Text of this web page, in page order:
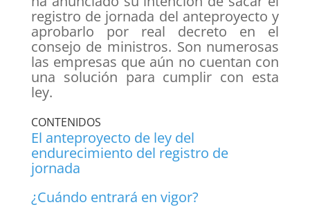
registro de jornada del anteproyecto y
aprobarlo por real decreto en el
consejo de ministros. Son numerosas
las empresas que aún no cuentan con
una solución para cumplir con esta
ley.
CONTENIDOS
El anteproyecto de ley del
endurecimiento del registro de
jornada
¿Cuándo entrará en vigor?